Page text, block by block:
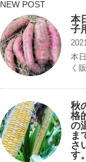
NEW POST
本
子
本
く
秋
格
の
ま
さ
す。